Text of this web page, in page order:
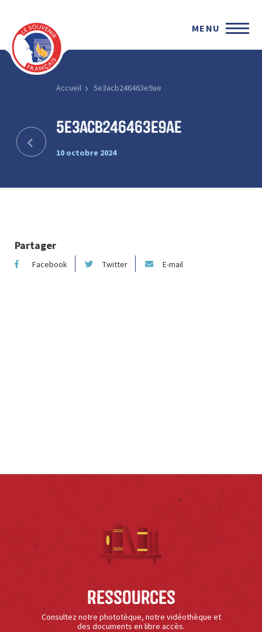
MENU
Accueil 5e3acb246463e9ae
5e3acb246463e9ae
10 octobre 2024
Partager
Facebook Twitter E-mail
Ressources
Consultez notre phototèque, notre vidéothèque et
des documents en libre accès.